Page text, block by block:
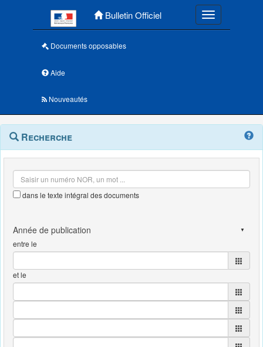
Bulletin Officiel Toggle
Documents opposables
Aide
Nouveautés
Navigation
outils
Menu
contextuel
Recherche
dans le texte intégral des documents
entre le
et le